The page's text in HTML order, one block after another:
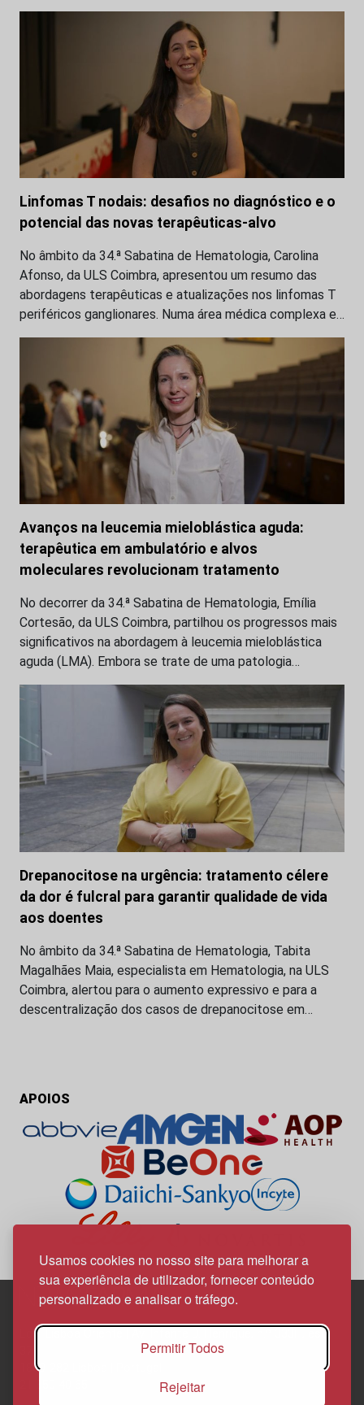
Usamos cookies no nosso site para melhorar a
sua experiência de utilizador, fornecer conteúdo
personalizado e analisar o tráfego.
Permitir Todos
Rejeitar
Linfomas T nodais: desafios no diagnóstico e o
potencial das novas terapêuticas-alvo
No âmbito da 34.ª Sabatina de Hematologia, Carolina
Afonso, da ULS Coimbra, apresentou um resumo das
abordagens terapêuticas e atualizações nos linfomas T
periféricos ganglionares. Numa área médica complexa e…
Avanços na leucemia mieloblástica aguda:
terapêutica em ambulatório e alvos
moleculares revolucionam tratamento
No decorrer da 34.ª Sabatina de Hematologia, Emília
Cortesão, da ULS Coimbra, partilhou os progressos mais
significativos na abordagem à leucemia mieloblástica
aguda (LMA). Embora se trate de uma patologia…
Drepanocitose na urgência: tratamento célere
da dor é fulcral para garantir qualidade de vida
aos doentes
No âmbito da 34.ª Sabatina de Hematologia, Tabita
Magalhães Maia, especialista em Hematologia, na ULS
Coimbra, alertou para o aumento expressivo e para a
descentralização dos casos de drepanocitose em…
APOIOS
Edif. Lisboa Oriente | Av. Infante D. Henrique, n.º 333H, esc.
1800-282 Lisboa | Portugal